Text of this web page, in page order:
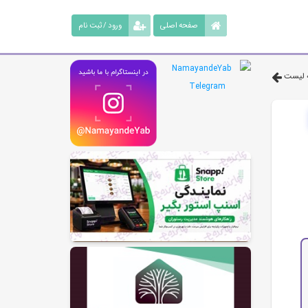
ورود / ثبت نام صفحه اصلی
لیست